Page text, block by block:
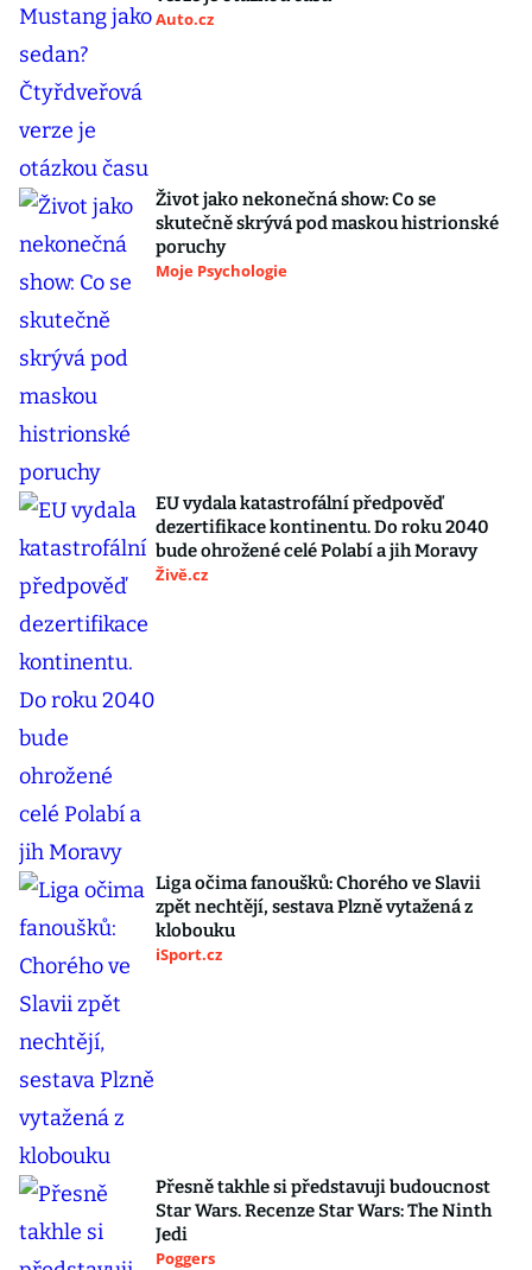
Auto.cz
Život jako nekonečná show: Co se
skutečně skrývá pod maskou histrionské
poruchy
Moje Psychologie
EU vydala katastrofální předpověď
dezertifikace kontinentu. Do roku 2040
bude ohrožené celé Polabí a jih Moravy
Živě.cz
Liga očima fanoušků: Chorého ve Slavii
zpět nechtějí, sestava Plzně vytažená z
klobouku
iSport.cz
Přesně takhle si představuji budoucnost
Star Wars. Recenze Star Wars: The Ninth
Jedi
Poggers